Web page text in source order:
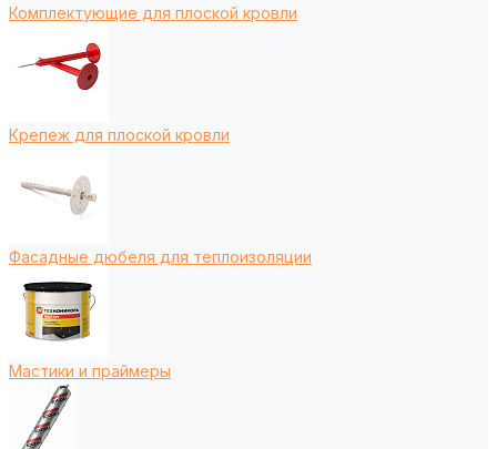
Комплектующие для плоской кровли
Крепеж для плоской кровли
Фасадные дюбеля для теплоизоляции
Мастики и праймеры